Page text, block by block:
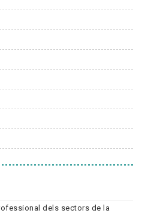
dels sectors de la